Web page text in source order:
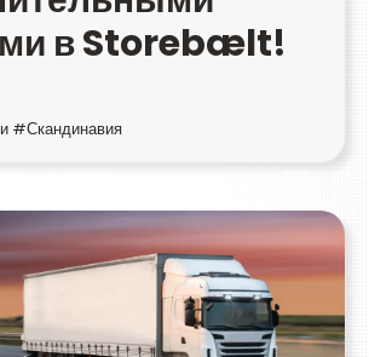
в Storebælt!
#Скандинавия